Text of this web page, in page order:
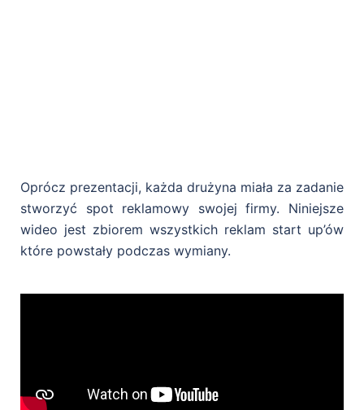
Oprócz prezentacji, każda drużyna miała za zadanie
stworzyć spot reklamowy swojej firmy. Niniejsze
wideo jest zbiorem wszystkich reklam start up’ów
które powstały podczas wymiany.